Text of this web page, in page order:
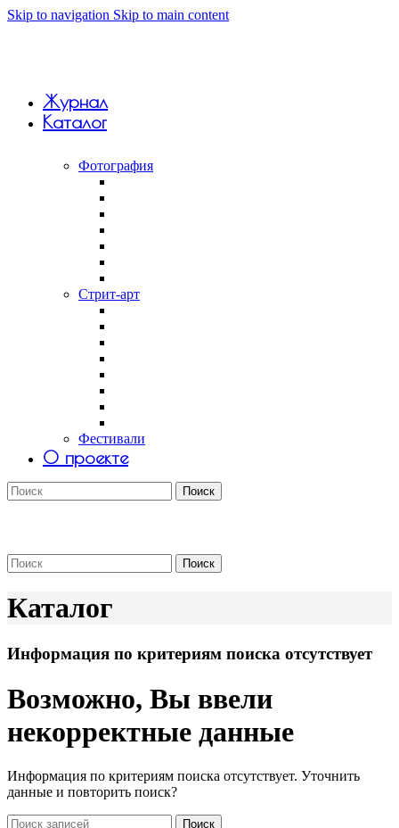
Skip to navigation Skip to main content
Журнал
Каталог
Фотография
Стрит-арт
Фестивали
О проекте
Поиск
Поиск
Каталог
Информация по критериям поиска отсутствует
Возможно, Вы ввели
некорректные данные
Информация по критериям поиска отсутствует. Уточнить
данные и повторить поиск?
Поиск